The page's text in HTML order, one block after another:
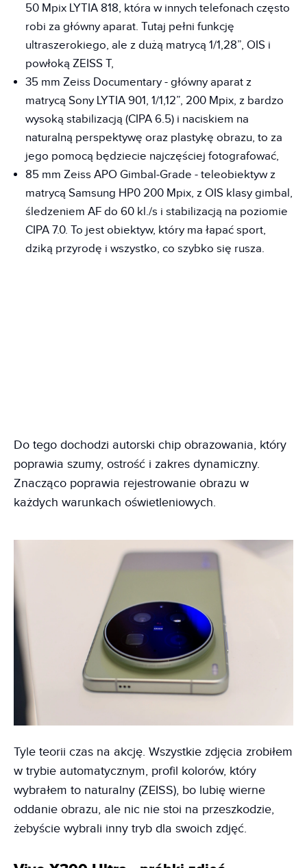
50 Mpix LYTIA 818, która w innych telefonach często
robi za główny aparat. Tutaj pełni funkcję
ultraszerokiego, ale z dużą matrycą 1/1,28”, OIS i
powłoką ZEISS T,
35 mm Zeiss Documentary - główny aparat z
matrycą Sony LYTIA 901, 1/1,12”, 200 Mpix, z bardzo
wysoką stabilizacją (CIPA 6.5) i naciskiem na
naturalną perspektywę oraz plastykę obrazu, to za
jego pomocą będziecie najczęściej fotografować,
85 mm Zeiss APO Gimbal‑Grade - teleobiektyw z
matrycą Samsung HP0 200 Mpix, z OIS klasy gimbal,
śledzeniem AF do 60 kl./s i stabilizacją na poziomie
CIPA 7.0. To jest obiektyw, który ma łapać sport,
dziką przyrodę i wszystko, co szybko się rusza.
Do tego dochodzi autorski chip obrazowania, który
poprawia szumy, ostrość i zakres dynamiczny.
Znacząco poprawia rejestrowanie obrazu w
każdych warunkach oświetleniowych.
Tyle teorii czas na akcję. Wszystkie zdjęcia zrobiłem
w trybie automatycznym, profil kolorów, który
wybrałem to naturalny (ZEISS), bo lubię wierne
oddanie obrazu, ale nic nie stoi na przeszkodzie,
żebyście wybrali inny tryb dla swoich zdjęć.